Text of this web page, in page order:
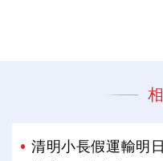
清明小長假運輸明